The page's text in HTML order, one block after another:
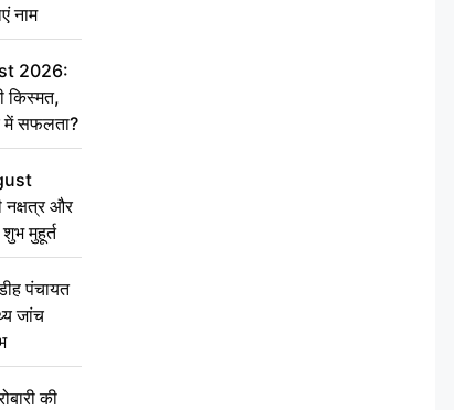
नाम
2026:
किस्मत,
में सफलता?
नक्षत्र और
शुभ मुहूर्त
पंचायत
जांच
की